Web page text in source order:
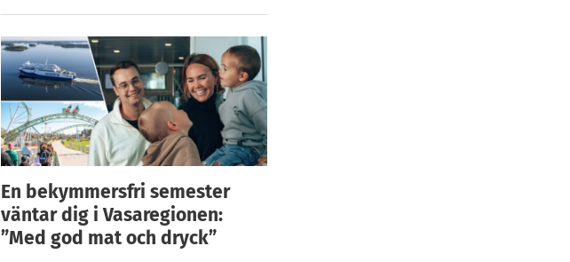
En bekymmersfri semester
väntar dig i Vasaregionen:
”Med god mat och dryck”